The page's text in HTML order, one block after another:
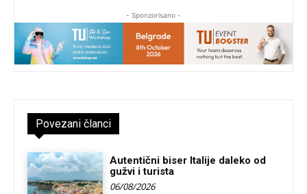
- Sponzorisano -
Povezani članci
Autentični biser Italije daleko od
gužvi i turista
06/08/2026